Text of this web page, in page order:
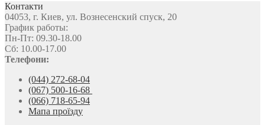
Контакти
04053, г. Киев, ул. Вознесенский спуск, 20
График работы:
Пн-Пт: 09.30-18.00
Сб: 10.00-17.00
Телефони:
(044) 272-68-04
(067) 500-16-68
(066) 718-65-94
Мапа проїзду